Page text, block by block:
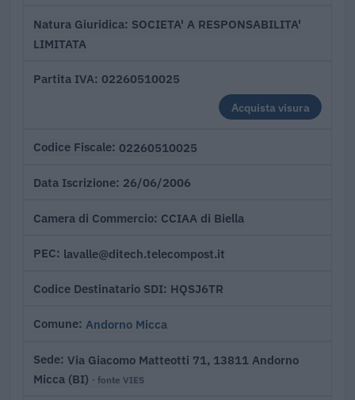
Natura Giuridica SOCIETA' A RESPONSABILITA'
LIMITATA
Partita IVA 02260510025
Acquista visura
Codice Fiscale 02260510025
Data Iscrizione 26/06/2006
Camera di Commercio CCIAA di Biella
PEC lavalle@ditech.telecompost.it
Codice Destinatario SDI HQSJ6TR
Comune Andorno Micca
Sede Via Giacomo Matteotti 71, 13811 Andorno
Micca (BI) · fonte VIES